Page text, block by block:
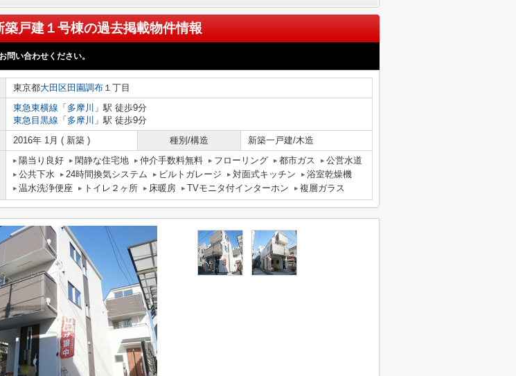
築戸建１号棟の過去掲載物件情報
問い合わせください。
東京都大田区田園調布 １丁目
東急東横線 「 多摩川 」駅 徒歩9分
東急目黒線 「 多摩川 」駅 徒歩9分
2016年 1月 ( 新築 ) 種別/構造 新築一戸建/木造
陽当り良好 閑静な住宅地 仲介手数料無料 フローリング 都市ガス
公営水道
公共下水
24時間換気システム ビルトガレージ 対面式キッチン
浴室乾燥機
温水洗浄便座
トイレ２ヶ所 床暖房 TVモニタ付インターホン 複層ガラス